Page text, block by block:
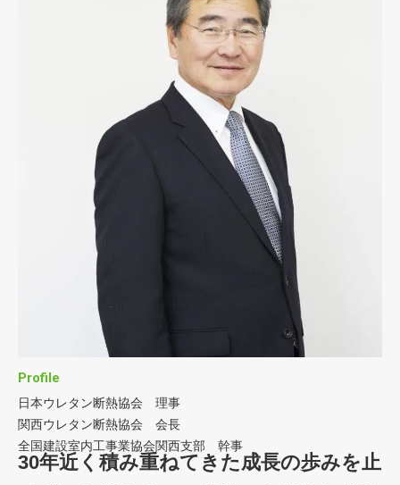
Profile
日本ウレタン断熱協会 理事
関西ウレタン断熱協会 会長
全国建設室内工事業協会関西支部 幹事
30年近く積み重ねてきた成長の歩みを止